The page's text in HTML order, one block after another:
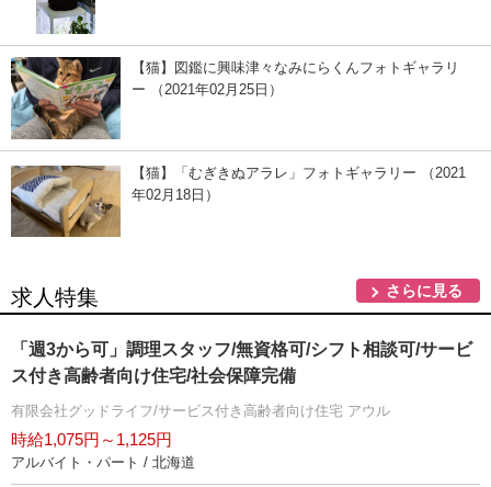
【猫】図鑑に興味津々なみにらくんフォトギャラリ
ー （2021年02月25日）
【猫】「むぎきぬアラレ」フォトギャラリー （2021
年02月18日）
求人特集 さらに見る
「週3から可」調理スタッフ/無資格可/シフト相談可/サービ
ス付き高齢者向け住宅/社会保障完備
有限会社グッドライフ/サービス付き高齢者向け住宅 アウル
時給1,075円～1,125円
アルバイト・パート / 北海道